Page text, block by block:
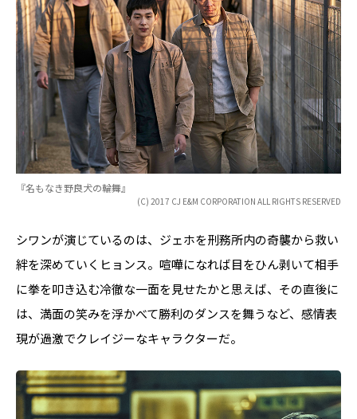
『名もなき野良犬の輪舞』
(C) 2017 CJ E&M CORPORATION ALL RIGHTS RESERVED
シワンが演じているのは、ジェホを刑務所内の奇襲から救い
絆を深めていくヒョンス。喧嘩になれば目をひん剥いて相手
に拳を叩き込む冷徹な一面を見せたかと思えば、その直後に
は、満面の笑みを浮かべて勝利のダンスを舞うなど、感情表
現が過激でクレイジーなキャラクターだ。